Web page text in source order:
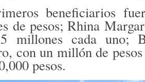
beneficiarios
de pesos; Rhina
millones cada uno;
con un millón de
pesos.